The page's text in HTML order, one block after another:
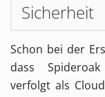
Sicherheit
Schon bei der
dass
verfolgt als